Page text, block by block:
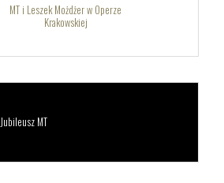
MT i Leszek Możdżer w Operze
Krakowskiej
Jubileusz MT